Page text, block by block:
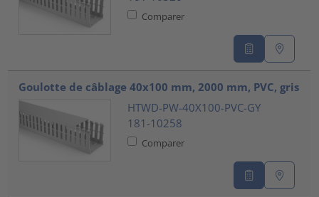
Comparer
Goulotte de câblage 40x100 mm, 2000 mm, PVC, gris
HTWD-PW-40X100-PVC-GY
181-10258
Comparer